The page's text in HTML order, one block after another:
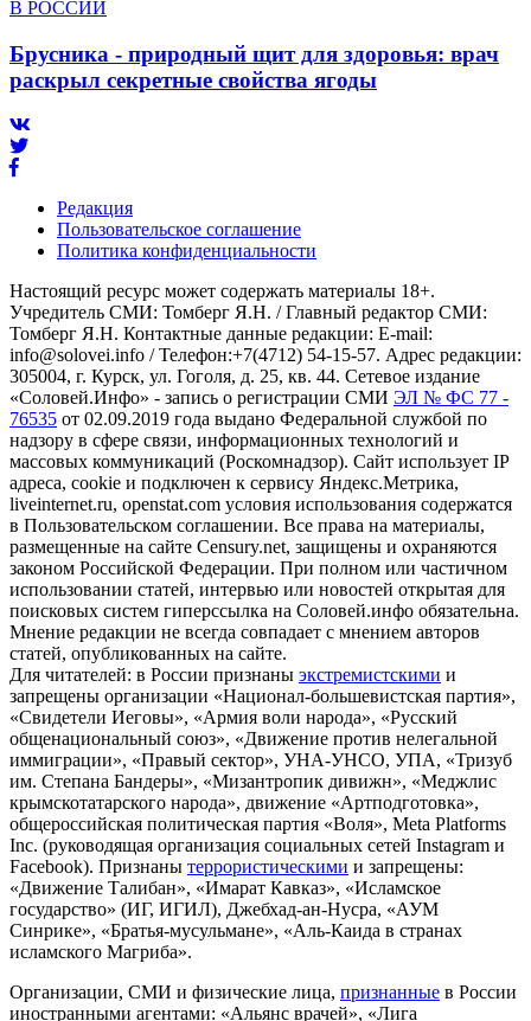
В РОССИИ
Брусника - природный щит для здоровья: врач
раскрыл секретные свойства ягоды
Редакция
Пользовательское соглашение
Политика конфиденциальности
Настоящий ресурс может содержать материалы 18+.
Учредитель СМИ: Томберг Я.Н. / Главный редактор СМИ:
Томберг Я.Н. Контактные данные редакции: E-mail:
info@solovei.info / Телефон:+7(4712) 54-15-57. Адрес редакции:
305004, г. Курск, ул. Гоголя, д. 25, кв. 44. Сетевое издание
«Соловей.Инфо» - запись о регистрации СМИ ЭЛ № ФС 77 -
76535 от 02.09.2019 года выдано Федеральной службой по
надзору в сфере связи, информационных технологий и
массовых коммуникаций (Роскомнадзор). Сайт использует IP
адреса, cookie и подключен к сервису Яндекс.Метрика,
liveinternet.ru, openstat.com условия использования содержатся
в Пользовательском соглашении. Все права на материалы,
размещенные на сайте Censury.net, защищены и охраняются
законом Российской Федерации. При полном или частичном
использовании статей, интервью или новостей открытая для
поисковых систем гиперссылка на Соловей.инфо обязательна.
Мнение редакции не всегда совпадает с мнением авторов
статей, опубликованных на сайте.
Для читателей: в России признаны экстремистскими и
запрещены организации «Национал-большевистская партия»,
«Свидетели Иеговы», «Армия воли народа», «Русский
общенациональный союз», «Движение против нелегальной
иммиграции», «Правый сектор», УНА-УНСО, УПА, «Тризуб
им. Степана Бандеры», «Мизантропик дивижн», «Меджлис
крымскотатарского народа», движение «Артподготовка»,
общероссийская политическая партия «Воля», Meta Platforms
Inc. (руководящая организация социальных сетей Instagram и
Facebook). Признаны террористическими и запрещены:
«Движение Талибан», «Имарат Кавказ», «Исламское
государство» (ИГ, ИГИЛ), Джебхад-ан-Нусра, «АУМ
Синрике», «Братья-мусульмане», «Аль-Каида в странах
исламского Магриба».
Организации, СМИ и физические лица, признанные в России
иностранными агентами: «Альянс врачей», «Лига